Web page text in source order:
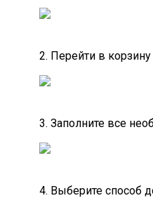
2. Перейти в корзину
3. Заполните все
4. Выберите способ